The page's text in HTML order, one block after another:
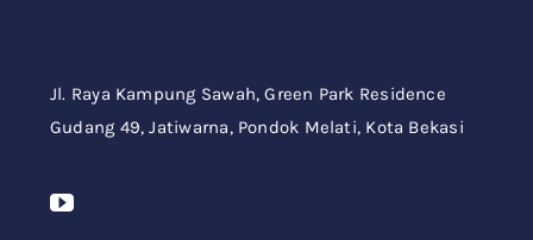
Jl. Raya Kampung Sawah,Green Park Residence
Gudang 49,Jatiwarna, Pondok Melati, Kota Bekasi